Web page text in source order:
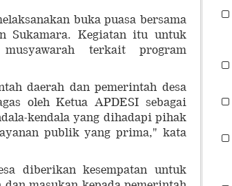
buka puasa bersama
Sukamara. Kegiatan itu untuk
terkait program
daerah dan pemerintah desa
oleh Ketua APDESI sebagai
kendala yang dihadapi pihak
publik yang prima," kata
diberikan kesempatan untuk